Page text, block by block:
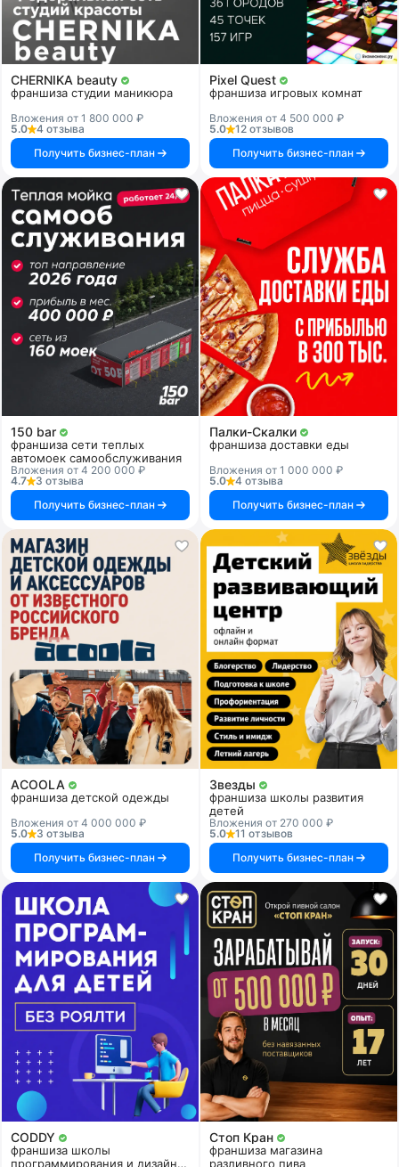
CHERNIKA beauty
франшиза студии маникюра
Вложения от 1 800 000 ₽
5.0
4 отзыва
Получить бизнес-план
Pixel Quest
франшиза игровых комнат
Вложения от 4 500 000 ₽
5.0
12 отзывов
Получить бизнес-план
150 bar
франшиза сети теплых
автомоек самообслуживания
Вложения от 4 200 000 ₽
4.7
3 отзыва
Получить бизнес-план
Палки-Скалки
франшиза доставки еды
Вложения от 1 000 000 ₽
5.0
4 отзыва
Получить бизнес-план
ACOOLA
франшиза детской одежды
Вложения от 4 000 000 ₽
5.0
3 отзыва
Получить бизнес-план
Звезды
франшиза школы развития
детей
Вложения от 270 000 ₽
5.0
11 отзывов
Получить бизнес-план
CODDY
франшиза школы
программирования и дизайна
Стоп Кран
франшиза магазина
разливного пива